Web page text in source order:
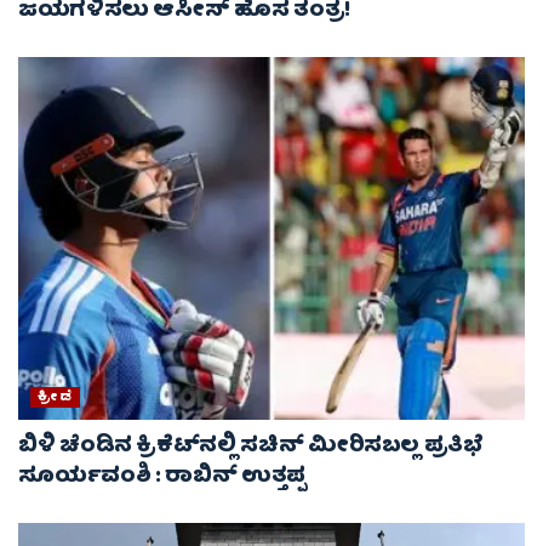
ಜಯಗಳಿಸಲು ಆಸೀಸ್‌ ಹೊಸ ತಂತ್ರ!
ಕ್ರೀಡೆ
ಬಿಳಿ ಚೆಂಡಿನ ಕ್ರಿಕೆಟ್‌ನಲ್ಲಿ ಸಚಿನ್ ಮೀರಿಸಬಲ್ಲ ಪ್ರತಿಭೆ
ಸೂರ್ಯವಂಶಿ : ರಾಬಿನ್ ಉತ್ತಪ್ಪ